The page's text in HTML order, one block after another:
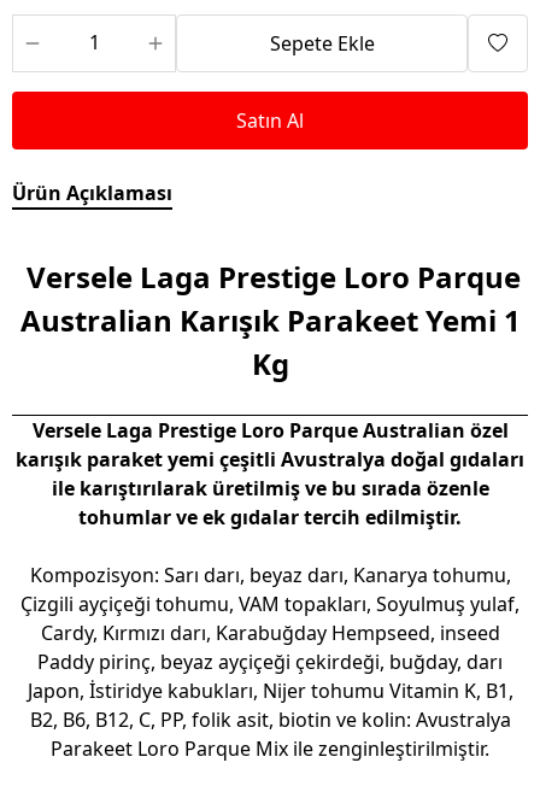
Sepete Ekle
Satın Al
Ürün Açıklaması
Versele Laga Prestige Loro Parque
Australian Karışık Parakeet Yemi 1
Kg
Versele Laga Prestige Loro Parque Australian özel
karışık paraket yemi çeşitli Avustralya doğal gıdaları
ile karıştırılarak üretilmiş ve bu sırada özenle
tohumlar ve ek gıdalar tercih edilmiştir.
Kompozisyon: Sarı darı, beyaz darı, Kanarya tohumu,
Çizgili ayçiçeği tohumu, VAM topakları, Soyulmuş yulaf,
Cardy, Kırmızı darı, Karabuğday Hempseed, inseed
Paddy pirinç, beyaz ayçiçeği çekirdeği, buğday, darı
Japon, İstiridye kabukları, Nijer tohumu Vitamin K, B1,
B2, B6, B12, C, PP, folik asit, biotin ve kolin: Avustralya
Parakeet Loro Parque Mix ile zenginleştirilmiştir.